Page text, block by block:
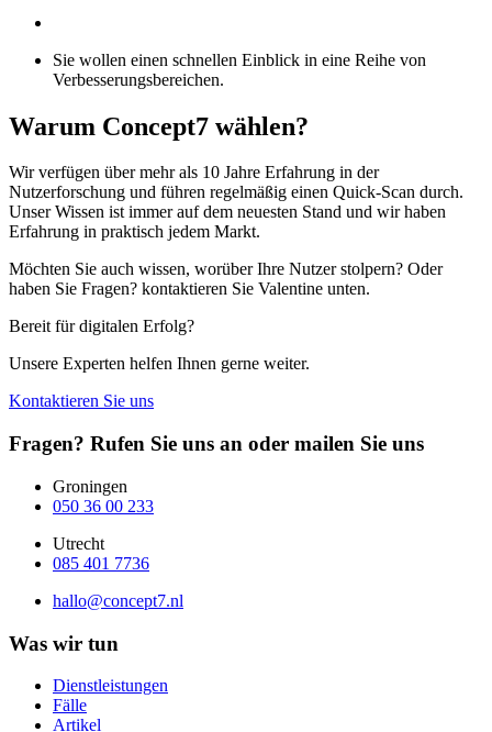
Sie wollen einen schnellen Einblick in eine Reihe von
Verbesserungsbereichen.
Warum Concept7 wählen?
Wir verfügen über mehr als 10 Jahre Erfahrung in der
Nutzerforschung und führen regelmäßig einen Quick-Scan durch.
Unser Wissen ist immer auf dem neuesten Stand und wir haben
Erfahrung in praktisch jedem Markt.
Möchten Sie auch wissen, worüber Ihre Nutzer stolpern? Oder
haben Sie Fragen? kontaktieren Sie Valentine unten.
Bereit für digitalen Erfolg?
Unsere Experten helfen Ihnen gerne weiter.
Kontaktieren Sie uns
Fragen? Rufen Sie uns an oder mailen Sie uns
Groningen
050 36 00 233
Utrecht
085 401 7736
hallo@concept7.nl
Was wir tun
Dienstleistungen
Fälle
Artikel